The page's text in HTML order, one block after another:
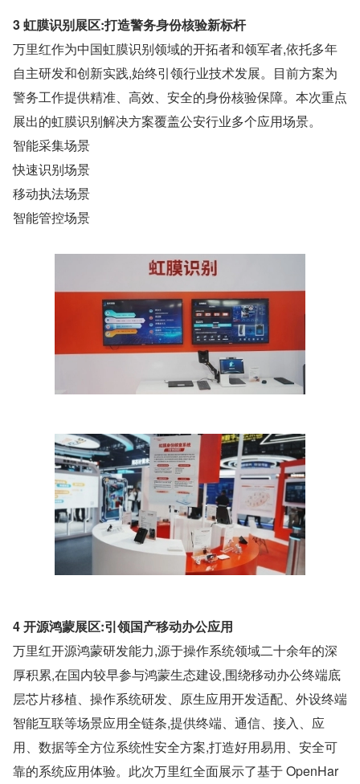
3 虹膜识别展区:打造警务身份核验新标杆
万里红作为中国虹膜识别领域的开拓者和领军者,依托多年
自主研发和创新实践,始终引领行业技术发展。目前方案为
警务工作提供精准、高效、安全的身份核验保障。本次重点
展出的虹膜识别解决方案覆盖公安行业多个应用场景。
智能采集场景
快速识别场景
移动执法场景
智能管控场景
4 开源鸿蒙展区:引领国产移动办公应用
万里红开源鸿蒙研发能力,源于操作系统领域二十余年的深
厚积累,在国内较早参与鸿蒙生态建设,围绕移动办公终端底
层芯片移植、操作系统研发、原生应用开发适配、外设终端
智能互联等场景应用全链条,提供终端、通信、接入、应
用、数据等全方位系统性安全方案,打造好用易用、安全可
靠的系统应用体验。此次万里红全面展示了基于 OpenHar